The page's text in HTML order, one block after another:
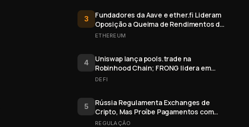
3
Fundadores da Aave e ether.fi Lideram
Oposição a Queima de Rendimentos de
Staking do Ethereum
ETHEREUM
4
Uniswap lança pools.trade na
Robinhood Chain; FRONG lidera em
valor
DEFI
5
Rússia Regulamenta Exchanges de
Cripto, Mas Proíbe Pagamentos com
Bitcoin
REGULAÇÃO